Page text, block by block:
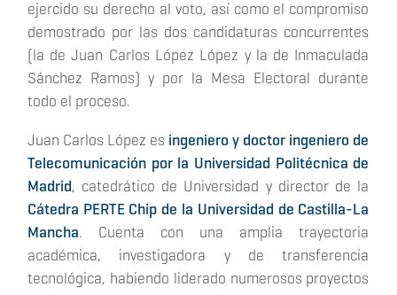
ejercido su derecho al voto, así como el compromiso
demostrado por las dos candidaturas concurrentes
(la de Juan Carlos López López y la de Inmaculada
Sánchez Ramos) y por la Mesa Electoral durante
todo el proceso.
Juan Carlos López es ingeniero y doctor ingeniero de
Telecomunicación por la Universidad Politécnica de
Madrid, catedrático de Universidad y director de la
Cátedra PERTE Chip de la Universidad de Castilla-La
Mancha. Cuenta con una amplia trayectoria
académica, investigadora y de transferencia
tecnológica, habiendo liderado numerosos proyectos